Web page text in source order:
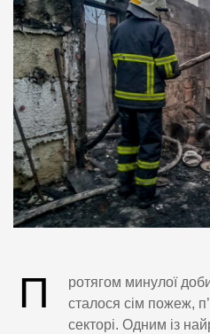
П
ротягом минулої
сталося сім пожеж,
секторі. Одним із